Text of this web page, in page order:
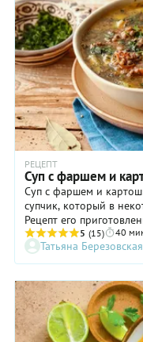
вкусный и полезный
времени и денег.
РЕЦЕПТ
Суп с фаршем и
Суп с фаршем и
супчик, который в
Рецепт его
каждой хозяйке, ведь
будет быстро
на кости. Фарш —
индейки — придаст
него необязательно
Достаточно обжарить
переложить в
супчиком порой
5 (15) 40
Татьяна Березовская